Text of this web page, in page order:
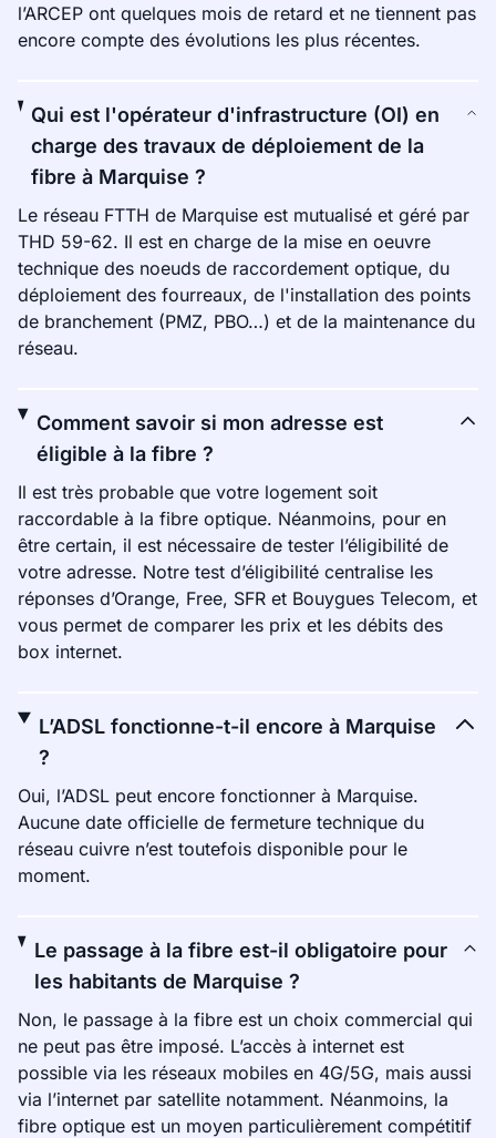
l’ARCEP ont quelques mois de retard et ne tiennent pas
encore compte des évolutions les plus récentes.
Qui est l'opérateur d'infrastructure (OI) en
charge des travaux de déploiement de la
fibre à Marquise ?
Le réseau FTTH de Marquise est mutualisé et géré par
THD 59-62. Il est en charge de la mise en oeuvre
technique des noeuds de raccordement optique, du
déploiement des fourreaux, de l'installation des points
de branchement (PMZ, PBO…) et de la maintenance du
réseau.
Comment savoir si mon adresse est
éligible à la fibre ?
Il est très probable que votre logement soit
raccordable à la fibre optique. Néanmoins, pour en
être certain, il est nécessaire de tester l’éligibilité de
votre adresse. Notre test d’éligibilité centralise les
réponses d’Orange, Free, SFR et Bouygues Telecom, et
vous permet de comparer les prix et les débits des
box internet.
L’ADSL fonctionne-t-il encore à Marquise
?
Oui, l’ADSL peut encore fonctionner à Marquise.
Aucune date officielle de fermeture technique du
réseau cuivre n’est toutefois disponible pour le
moment.
Le passage à la fibre est-il obligatoire pour
les habitants de Marquise ?
Non, le passage à la fibre est un choix commercial qui
ne peut pas être imposé. L’accès à internet est
possible via les réseaux mobiles en 4G/5G, mais aussi
via l’internet par satellite notamment. Néanmoins, la
fibre optique est un moyen particulièrement compétitif